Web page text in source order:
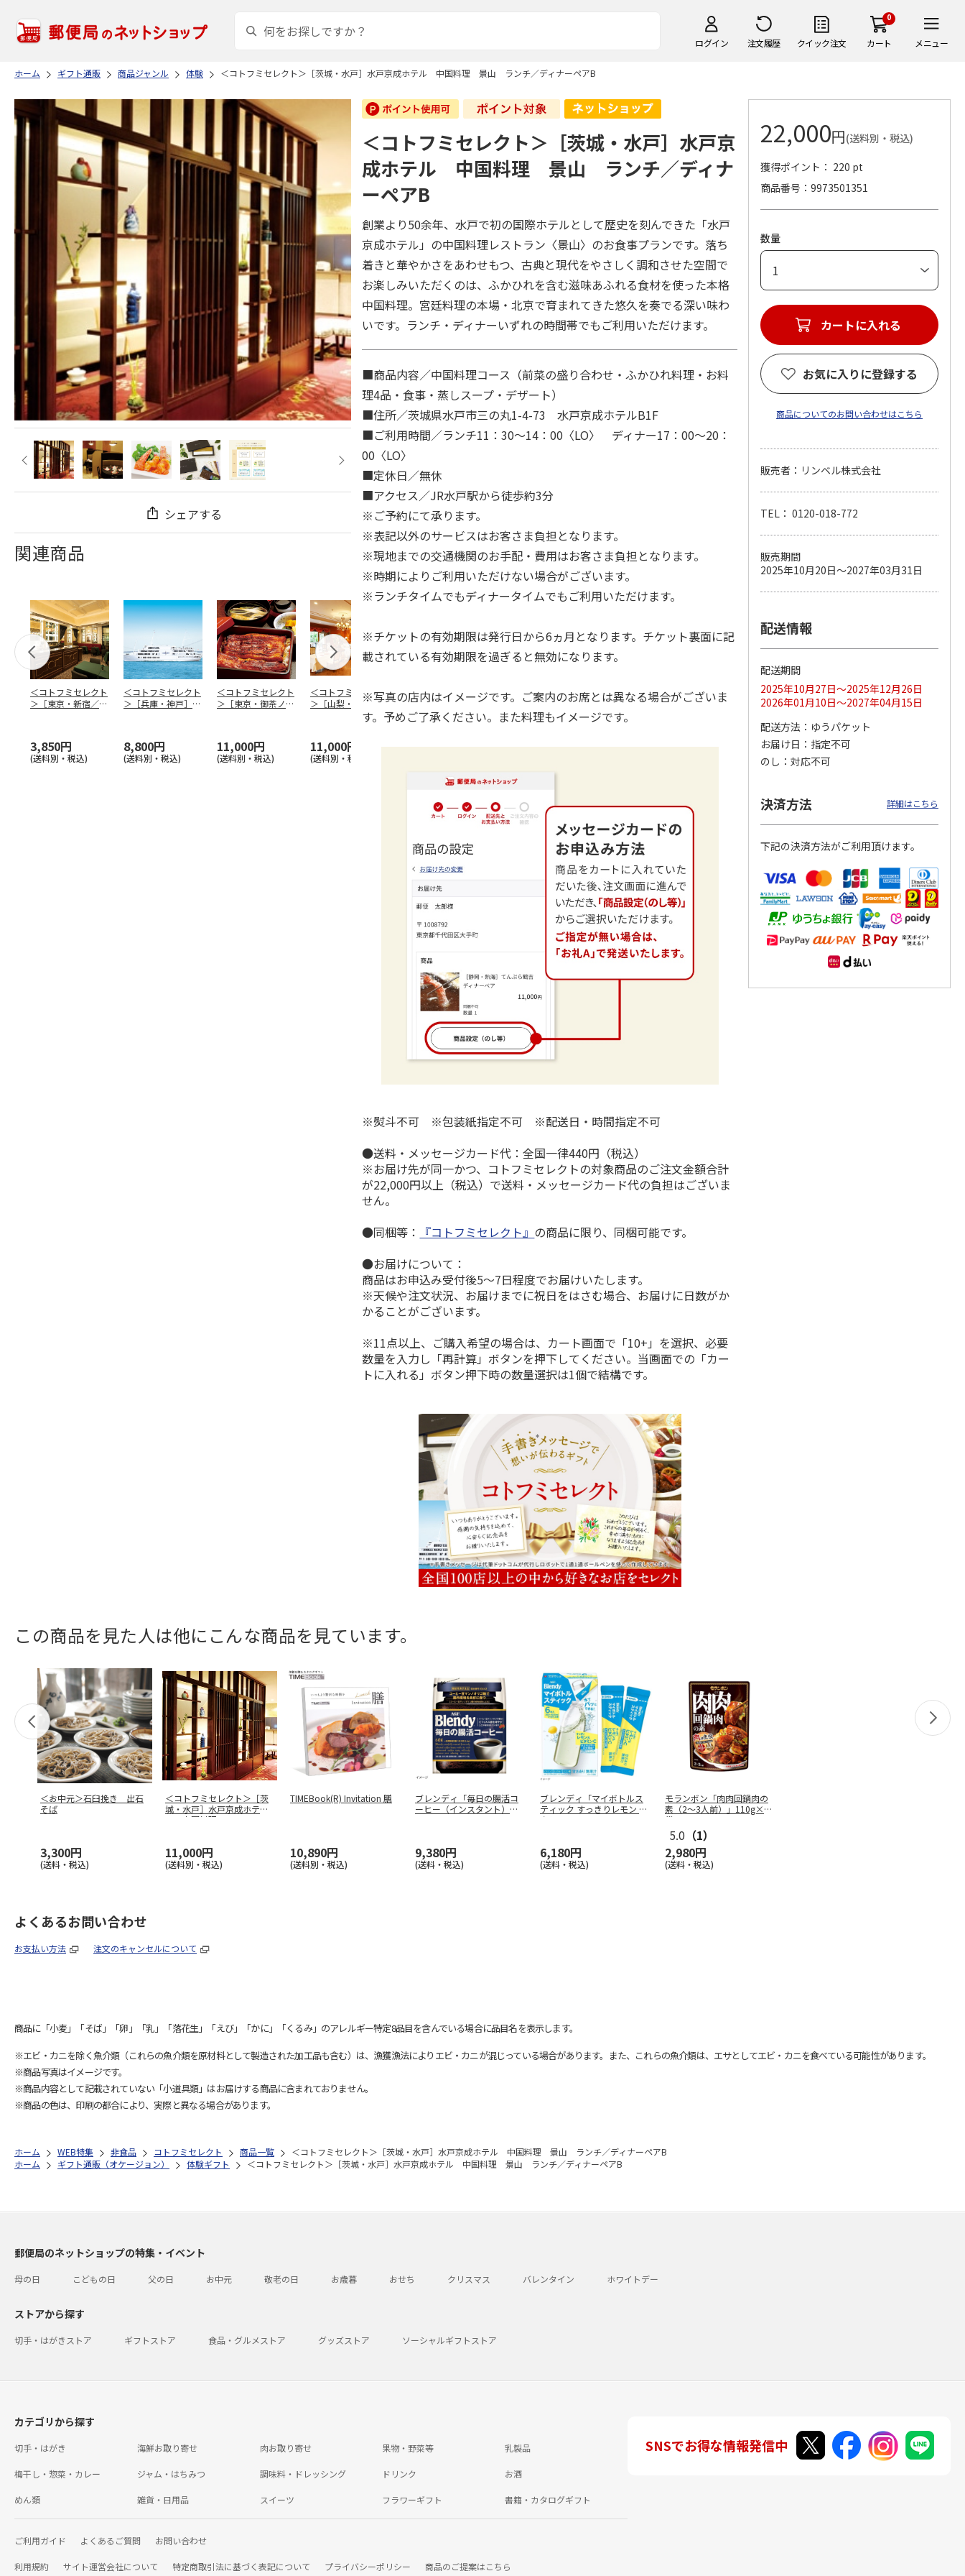
ログイン 注文履歴 クイック注文
0
カート メニュー
ホーム ギフト通販 商品ジャンル 体験 ＜コトフミセレクト＞［茨城・水戸］水戸京成ホテル 中国料理 景山 ランチ／ディナーペアB
シェアする
関連商品
＜コトフミセレクト
＞［東京・新宿／愛
3,850円
(送料別・税込)
＜コトフミセレクト
＞［兵庫・神戸］Ｔ
8,800円
(送料別・税込)
＜コトフミセレクト
＞［東京・御茶ノ
11,000円
(送料別・税込)
＜コトフミセレクト
＞［山梨・甲府］サ
ドヤ シャトー・
11,000円
(送料別・税込)
＜コトフミセレクト
＞［宮城・塩竃］亀
喜寿司 ランチ／デ
ィナ …
22,000円
＜コトフミセレクト
＞［三重・鳥羽］鳥
羽国際ホテル ペア
宿泊
110,000円
＜コトフミセレクト
＞［東京・新宿／愛
知・名古屋／大阪・
梅田
3,300円
＜コトフミセレクト
＞［東京・新宿／愛
4,400円
＜コトフミセレクト
＞［奈良・奈良］つ
ナー…
22,000円
(送料別・税込)
＜コトフミセレクト
＞［大阪・梅田］Ｔ
＜コトフミセレクト＞［茨城・水戸］水戸京
成ホテル 中国料理 景山 ランチ／ディナ
ーペアB
創業より50余年、水戸で初の国際ホテルとして歴史を刻んできた「水戸
京成ホテル」の中国料理レストラン〈景山〉のお食事プランです。落ち
着きと華やかさをあわせもつ、古典と現代をやさしく調和させた空間で
お楽しみいただくのは、ふかひれを含む滋味あふれる食材を使った本格
中国料理。宮廷料理の本場・北京で育まれてきた悠久を奏でる深い味わ
いです。ランチ・ディナーいずれの時間帯でもご利用いただけます。
■商品内容／中国料理コース（前菜の盛り合わせ・ふかひれ料理・お料
理4品・食事・蒸しスープ・デザート）
■住所／茨城県水戸市三の丸1-4-73 水戸京成ホテルB1F
■ご利用時間／ランチ11：30～14：00〈LO〉 ディナー17：00～20：
00〈LO〉
■定休日／無休
■アクセス／JR水戸駅から徒歩約3分
※ご予約にて承ります。
※表記以外のサービスはお客さま負担となります。
※現地までの交通機関のお手配・費用はお客さま負担となります。
※時期によりご利用いただけない場合がございます。
※ランチタイムでもディナータイムでもご利用いただけます。
※チケットの有効期限は発行日から6ヵ月となります。チケット裏面に記
載されている有効期限を過ぎると無効になります。
※写真の店内はイメージです。ご案内のお席とは異なる場合がございま
す。予めご了承ください。また料理もイメージです。
※熨斗不可 ※包装紙指定不可 ※配送日・時間指定不可
●送料・メッセージカード代：全国一律440円（税込）
※お届け先が同一かつ、コトフミセレクトの対象商品のご注文金額合計
が22,000円以上（税込）で送料・メッセージカード代の負担はございま
せん。
●同梱等：
『コトフミセレクト』 の商品に限り、同梱可能です。
●お届けについて：
商品はお申込み受付後5～7日程度でお届けいたします。
※天候や注文状況、お届けまでに祝日をはさむ場合、お届けに日数がか
かることがございます。
※11点以上、ご購入希望の場合は、カート画面で「10+」を選択、必要
数量を入力し「再計算」ボタンを押下してください。当画面での「カー
トに入れる」ボタン押下時の数量選択は1個で結構です。
22,000円(送料別・税込)
獲得ポイント： 220 pt
商品番号
9973501351
数量
お気に入りに登録する
商品についてのお問い合わせはこちら
販売者：リンベル株式会社
TEL： 0120-018-772
販売期間
2025年10月20日～2027年03月31日
配送情報
配送期間
2025年10月27日～2025年12月26日
2026年01月10日～2027年04月15日
配送方法
ゆうパケット
お届け日
指定不可
のし
対応不可
決済方法 詳細はこちら
下記の決済方法がご利用頂けます。
この商品を見た人は他にこんな商品を見ています。
＜お中元＞石臼挽き 出石
そば
3,300円
(送料・税込)
＜コトフミセレクト＞［茨
城・水戸］水戸京成ホテ
ル 中国料理
11,000円
(送料別・税込)
TIMEBook(R) Invitation 膳
10,890円
(送料別・税込)
ブレンディ「毎日の腸活コ
ーヒー（インスタント）」6
9,380円
(送料・税込)
ブレンディ「マイボトルス
ティック すっきりレモン ビ
タミン
6,180円
(送料・税込)
モランボン「肉肉回鍋肉の
素（2～3人前）」110g×40
袋
5.0 （1）
2,980円
(送料・税込)
よくあるお問い合わせ
お支払い方法 注文のキャンセルについて
商品に「小麦」「そば」「卵」「乳」「落花生」「えび」「かに」「くるみ」のアレルギー特定8品目を含んでいる場合に品目名を表示します。
※エビ・カニを除く魚介類（これらの魚介類を原材料として製造された加工品も含む）は、漁獲漁法によりエビ・カニが混じっている場合があります。また、これらの魚介類は、エサとしてエビ・カニを食べている可能性があります。
※商品写真はイメージです。
※商品内容として記載されていない「小道具類」はお届けする商品に含まれておりません。
※商品の色は、印刷の都合により、実際と異なる場合があります。
ホーム WEB特集 非食品 コトフミセレクト 商品一覧
＜コトフミセレクト＞［茨城・水戸］水戸京成ホテル 中国料理 景山 ランチ／ディナーペアB
ホーム
ギフト通販（オケージョン） 体験ギフト ＜コトフミセレクト＞［茨城・水戸］水戸京成ホテル 中国料理 景山 ランチ／ディナーペアB
郵便局のネットショップの特集・イベント
母の日 こどもの日 父の日 お中元 敬老の日 お歳暮 おせち クリスマス バレンタイン ホワイトデー
ストアから探す
切手・はがきストア ギフトストア 食品・グルメストア グッズストア ソーシャルギフトストア
カテゴリから探す
切手・はがき 海鮮お取り寄せ 肉お取り寄せ 果物・野菜等 乳製品
梅干し・惣菜・カレー ジャム・はちみつ 調味料・ドレッシング ドリンク お酒
めん類 雑貨・日用品 スイーツ フラワーギフト 書籍・カタログギフト
ご利用ガイド よくあるご質問 お問い合わせ
利用規約 サイト運営会社について 特定商取引法に基づく表記について プライバシーポリシー 商品のご提案はこちら
SNSでお得な情報発信中